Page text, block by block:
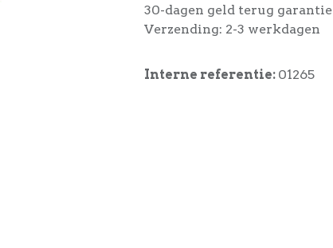
30-dagen geld terug garantie
Verzending: 2-3 werkdagen
Interne referentie: 01265